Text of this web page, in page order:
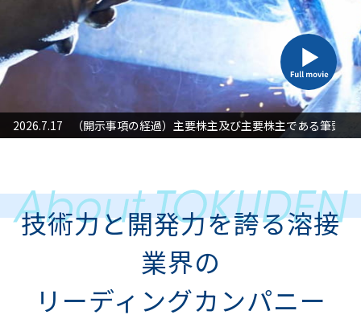
対応」に関するお知らせ
2026.7.17 （開示事項の経過）主要株主及び主要株主である筆頭
技術力と開発力を誇る溶接
業界の
リーディングカンパニー